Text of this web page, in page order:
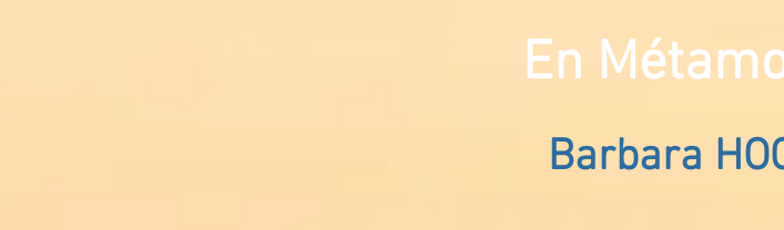
En
Barbara